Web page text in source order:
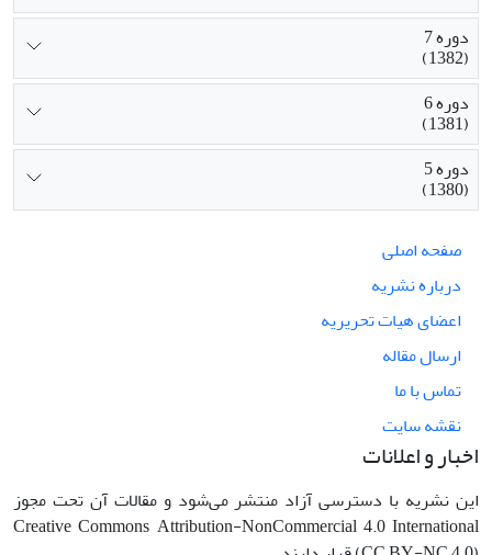
دوره 7
(1382)
دوره 6
(1381)
دوره 5
(1380)
صفحه اصلی
درباره نشریه
اعضای هیات تحریریه
ارسال مقاله
تماس با ما
نقشه سایت
اخبار و اعلانات
این نشریه با دسترسی آزاد منتشر می‌شود و مقالات آن تحت مجوز
Creative Commons Attribution-NonCommercial 4.0 International